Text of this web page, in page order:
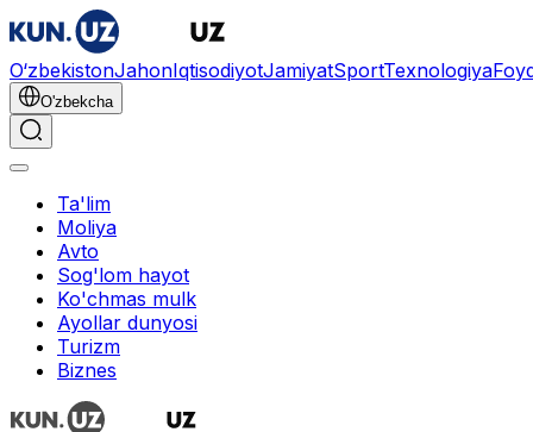
O‘zbekistonJahonIqtisodiyotJamiyatSportTexnologiya
O'zbekcha
Ta'lim
Moliya
Avto
Sog'lom hayot
Ko'chmas mulk
Ayollar dunyosi
Turizm
Biznes